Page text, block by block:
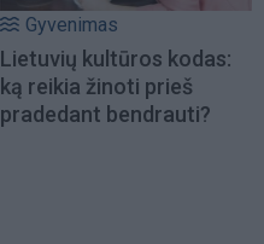
Gyvenimas
Lietuvių kultūros kodas:
ką reikia žinoti prieš
pradedant bendrauti?